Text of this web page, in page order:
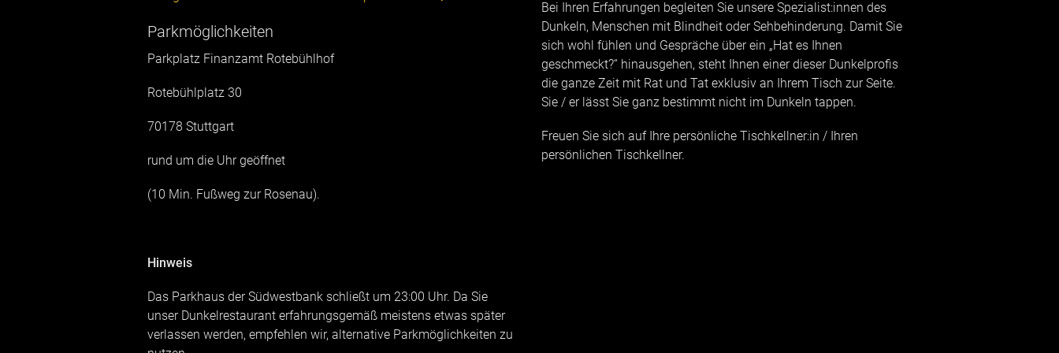
Parkmöglichkeiten
Parkplatz Finanzamt Rotebühlhof
Rotebühlplatz 30
70178 Stuttgart
rund um die Uhr geöffnet
(10 Min. Fußweg zur Rosenau).
Hinweis
Das Parkhaus der Südwestbank schließt um 23:00 Uhr. Da Sie
unser Dunkelrestaurant erfahrungsgemäß meistens etwas später
verlassen werden, empfehlen wir, alternative Parkmöglichkeiten zu
Bei Ihren Erfahrungen begleiten Sie unsere Spezialist:innen des
Dunkeln, Menschen mit Blindheit oder Sehbehinderung. Damit Sie
sich wohl fühlen und Gespräche über ein „Hat es Ihnen
geschmeckt?“ hinausgehen, steht Ihnen einer dieser Dunkelprofis
die ganze Zeit mit Rat und Tat exklusiv an Ihrem Tisch zur Seite.
Sie / er lässt Sie ganz bestimmt nicht im Dunkeln tappen.
Freuen Sie sich auf Ihre persönliche Tischkellner:in / Ihren
persönlichen Tischkellner.